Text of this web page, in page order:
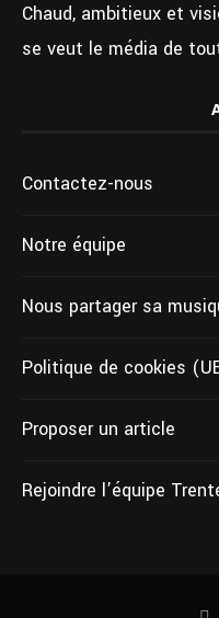
Chaud, ambitieux et
se veut le média de
Contactez-nous
Notre équipe
Nous partager sa
Politique de cookies
Proposer un article
Rejoindre l’équipe